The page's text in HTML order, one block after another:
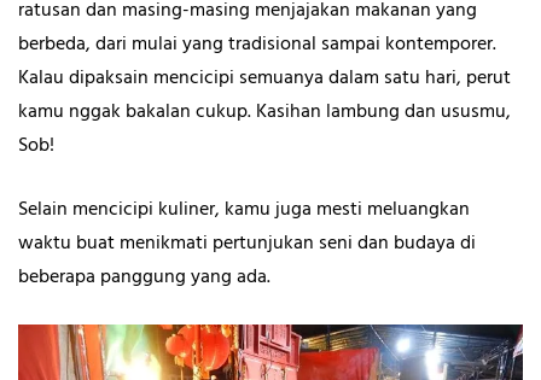
ratusan dan masing-masing menjajakan makanan yang
berbeda, dari mulai yang tradisional sampai kontemporer.
Kalau dipaksain mencicipi semuanya dalam satu hari, perut
kamu nggak bakalan cukup. Kasihan lambung dan ususmu,
Sob!
Selain mencicipi kuliner, kamu juga mesti meluangkan
waktu buat menikmati pertunjukan seni dan budaya di
beberapa panggung yang ada.